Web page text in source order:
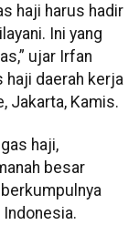
haji harus hadir
Ini yang
ujar Irfan
daerah kerja
Jakarta, Kamis.
haji,
besar